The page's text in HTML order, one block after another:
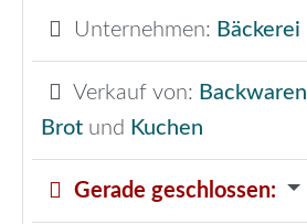
Unternehmen: Bäckerei
Verkauf von: Backwaren
Brot und Kuchen
Gerade geschlossen: